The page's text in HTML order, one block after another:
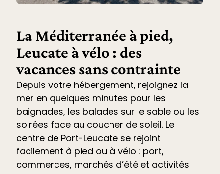
La Méditerranée à pied,
Leucate à vélo : des
vacances sans contrainte
Depuis votre hébergement, rejoignez la
mer en quelques minutes pour les
baignades, les balades sur le sable ou les
soirées face au coucher de soleil. Le
centre de Port-Leucate se rejoint
facilement à pied ou à vélo : port,
commerces, marchés d’été et activités